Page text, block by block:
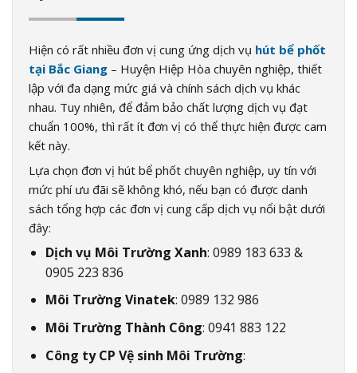
Hiện có rất nhiều đơn vị cung ứng dịch vụ hút bể phốt
tại Bắc Giang – Huyện Hiệp Hòa chuyên nghiệp, thiết
lập với đa dạng mức giá và chính sách dịch vụ khác
nhau. Tuy nhiên, để đảm bảo chất lượng dịch vụ đạt
chuẩn 100%, thì rất ít đơn vị có thể thực hiện được cam
kết này.
Lựa chọn đơn vị hút bể phốt chuyên nghiệp, uy tín với
mức phí ưu đãi sẽ không khó, nếu bạn có được danh
sách tổng hợp các đơn vị cung cấp dịch vụ nổi bật dưới
đây:
Dịch vụ Môi Trường Xanh: 0989 183 633 &
0905 223 836
Môi Trường Vinatek: 0989 132 986
Môi Trường Thành Công: 0941 883 122
Công ty CP Vệ sinh Môi Trường: